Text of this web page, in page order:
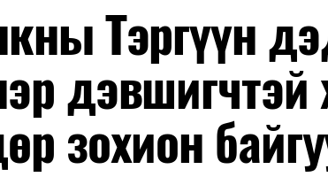
Тэргүүн
дэвшигчтэй
зохион